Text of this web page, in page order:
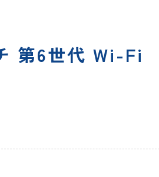
第6世代 Wi-Fi